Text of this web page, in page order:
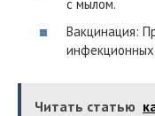
с мылом.
Вакцинация:
Читать статью